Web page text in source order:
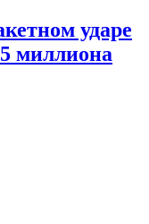
ударе
миллиона